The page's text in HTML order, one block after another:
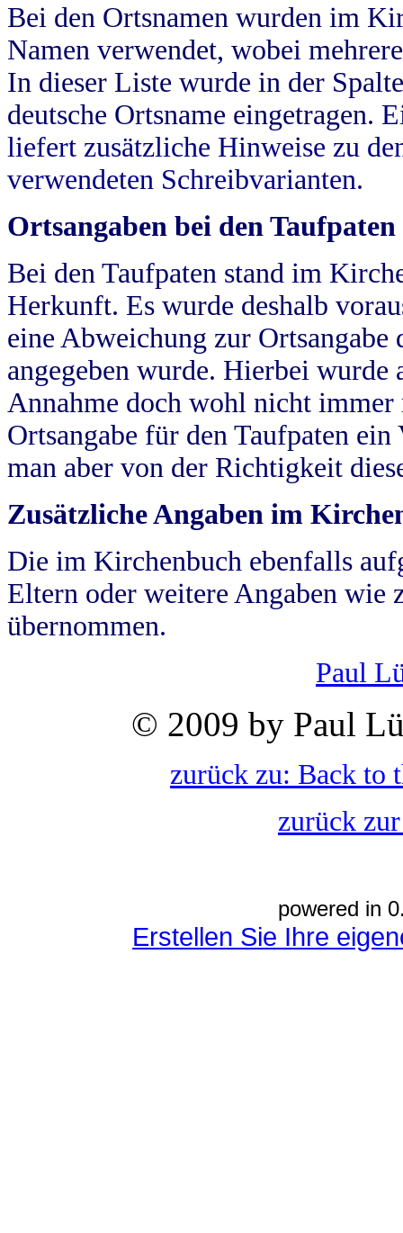
Bei den Ortsnamen wurden im
Namen verwendet, wobei
In dieser Liste wurde in der
deutsche Ortsname eingetragen.
liefert zusätzliche Hinweise zu
verwendeten Schreibvarianten.
Ortsangaben bei den Taufpaten
Bei den Taufpaten stand im
Herkunft. Es wurde deshalb
eine Abweichung zur
angegeben wurde. Hierbei wurde
Annahme doch wohl nicht
Ortsangabe für den Taufpaten
man aber von der Richtigkeit
Zusätzliche Angaben im
Die im Kirchenbuch ebenfalls
Eltern oder weitere Angaben wie
übernommen.
Paul
© 2009 by Paul
zurück zu: Back to
zurück
powered in
Erstellen Sie Ihre